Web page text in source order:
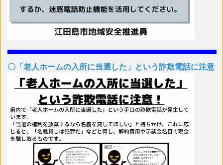
〇「老人ホームの入所に当選した」という詐欺電話に注意